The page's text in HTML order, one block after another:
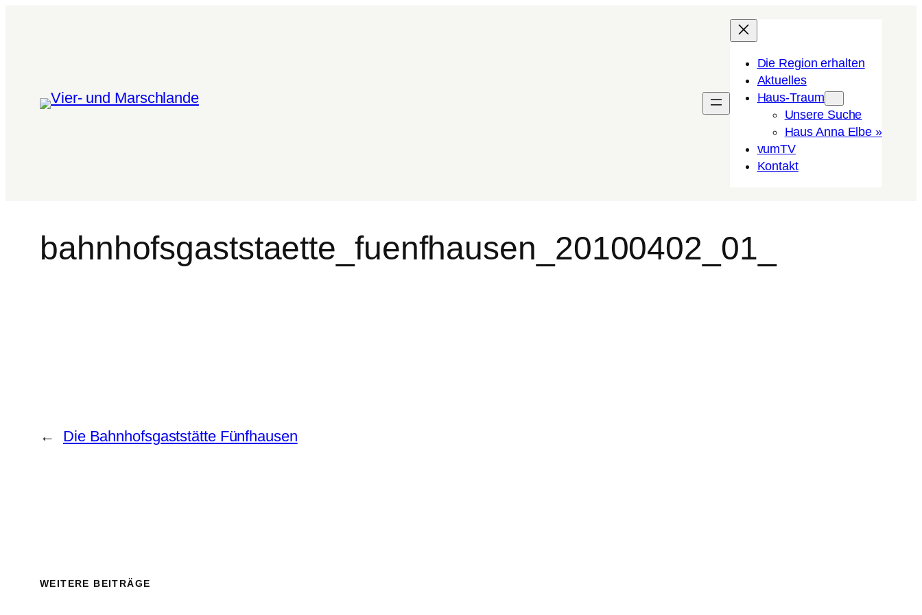
Die Region erhalten
Aktuelles
Haus-Traum
Unsere Suche
Haus Anna Elbe »
vumTV
Kon­takt
bahnhofsgaststaette_fuenfhausen_20100402_01_
← Die Bahnhofsgaststätte Fünfhausen
WEITERE BEITRÄGE